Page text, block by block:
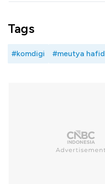
Tags
#komdigi #meutya hafid